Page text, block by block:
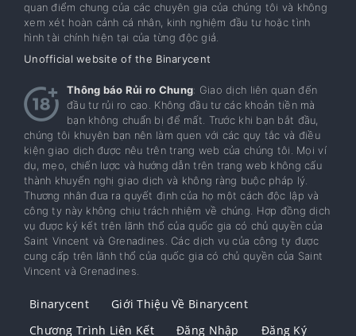
quan điểm chung của các chuyên gia của chúng tôi và không
xem xét hoàn cảnh cá nhân, kinh nghiệm đầu tư hoặc tình
hình tài chính hiện tại của từng độc giả.
Unofficial website of the Binarycent
Thông báo Rủi ro Chung: Giao dịch liên quan đến
đầu tư rủi ro cao. Không đầu tư các khoản tiền mà
bạn không chuẩn bị để mất. Trước khi bạn bắt đầu,
chúng tôi khuyên bạn nên làm quen với các quy tắc và điều
kiện giao dịch được nêu trên trang web của chúng tôi. Mọi ví
dụ, mẹo, chiến lược và hướng dẫn trên trang web không cấu
thành khuyến nghị giao dịch và không ràng buộc pháp lý.
Thương nhân đưa ra quyết định của họ một cách độc lập và
công ty này không chịu trách nhiệm về chúng. Hợp đồng dịch
vụ được ký kết trên lãnh thổ của quốc gia có chủ quyền của
Saint Vincent và Grenadines. Các dịch vụ của công ty được
cung cấp trên lãnh thổ của quốc gia có chủ quyền của Saint
Vincent và Grenadines.
Binarycent
Giới Thiệu Về Binarycent
Chương Trình Liên Kết
Đăng Nhập Đăng Ký